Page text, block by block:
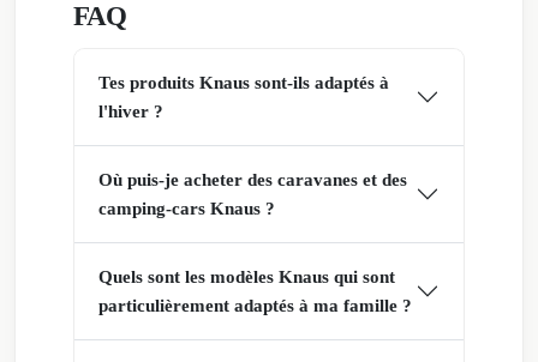
FAQ
Tes produits Knaus sont-ils adaptés à
l'hiver ?
Où puis-je acheter des caravanes et des
camping-cars Knaus ?
Quels sont les modèles Knaus qui sont
particulièrement adaptés à ma famille ?